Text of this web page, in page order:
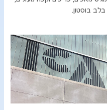
בלב בוסטון.